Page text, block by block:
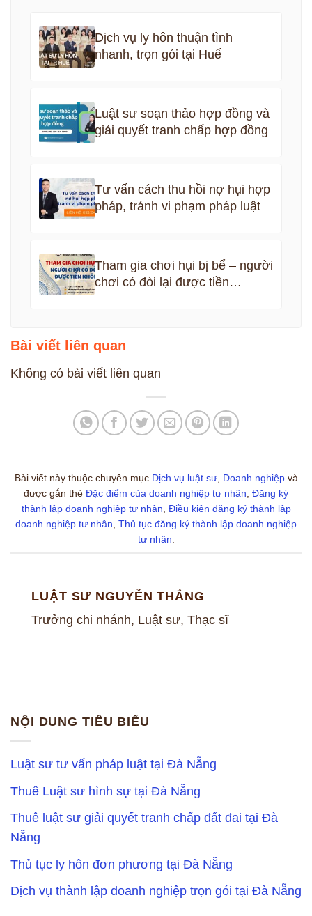
Dịch vụ ly hôn thuận tình
nhanh, trọn gói tại Huế
Luật sư soạn thảo hợp đồng và
giải quyết tranh chấp hợp đồng
Tư vấn cách thu hồi nợ hụi hợp
pháp, tránh vi phạm pháp luật
Tham gia chơi hụi bị bể – người
chơi có đòi lại được tiền
Bài viết liên quan
Không có bài viết liên quan
Bài viết này thuộc chuyên mục Dịch vụ luật sư, Doanh nghiệpvà
được gắn thẻ Đặc điểm của doanh nghiệp tư nhân Đăng ký
thành lập doanh nghiệp tư nhân Điều kiện đăng ký thành lập
doanh nghiệp tư nhân Thủ tục đăng ký thành lập doanh nghiệp
tư nhân
LUẬT SƯ NGUYỄN THẮNG
Trưởng chi nhánh, Luật sư, Thạc sĩ
NỘI DUNG TIÊU BIỂU
Luật sư tư vấn pháp luật tại Đà Nẵng
Thuê Luật sư hình sự tại Đà Nẵng
Thuê luật sư giải quyết tranh chấp đất đai tại Đà
Nẵng
Thủ tục ly hôn đơn phương tại Đà Nẵng
Dịch vụ thành lập doanh nghiệp trọn gói tại Đà Nẵng